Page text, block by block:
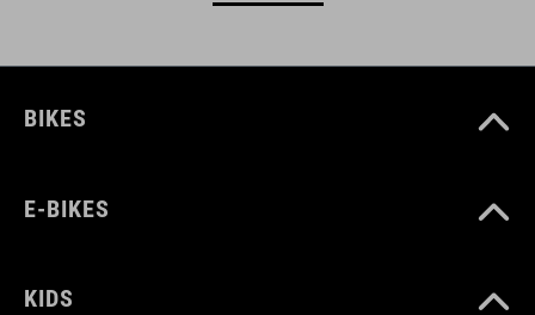
BIKES
E-BIKES
KIDS